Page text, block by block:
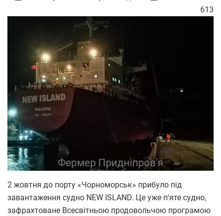
613
2 жовтня до порту «Чорноморськ» прибуло під
завантаження судно NEW ISLAND. Це уже п'яте судно,
зафрахтоване Всесвітньою продовольчою програмою